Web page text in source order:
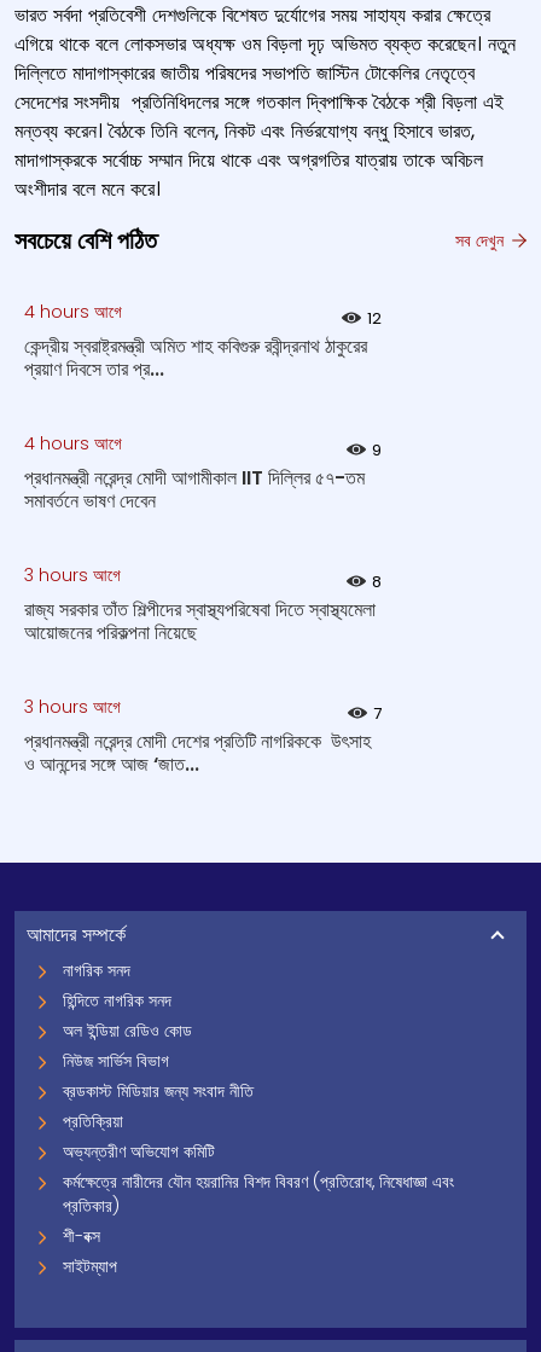
ভারত সর্বদা প্রতিবেশী দেশগুলিকে বিশেষত দুর্যোগের সময় সাহায্য করার ক্ষেত্রে
এগিয়ে থাকে বলে লোকসভার অধ্যক্ষ ওম বিড়লা দৃঢ় অভিমত ব্যক্ত করেছেন। নতুন
দিল্লিতে মাদাগাস্কারের জাতীয় পরিষদের সভাপতি জাস্টিন টোকেলির নেতৃত্বে
সেদেশের সংসদীয় প্রতিনিধিদলের সঙ্গে গতকাল দ্বিপাক্ষিক বৈঠকে শ্রী বিড়লা এই
মন্তব্য করেন। বৈঠকে তিনি বলেন, নিকট এবং নির্ভরযোগ্য বন্ধু হিসাবে ভারত,
মাদাগাস্করকে সর্বোচ্চ সম্মান দিয়ে থাকে এবং অগ্রগতির যাত্রায় তাকে অবিচল
অংশীদার বলে মনে করে।
সবচেয়ে বেশি পঠিত সব দেখুন
4 hours আগে 12
কেন্দ্রীয় স্বরাষ্ট্রমন্ত্রী অমিত শাহ কবিগুরু রবীন্দ্রনাথ ঠাকুরের
প্রয়াণ দিবসে তার প্র...
4 hours আগে 9
প্রধানমন্ত্রী নরেন্দ্র মোদী আগামীকাল IIT দিল্লির ৫৭-তম
সমাবর্তনে ভাষণ দেবেন
3 hours আগে 8
রাজ্য সরকার তাঁত শিল্পীদের স্বাস্থ্যপরিষেবা দিতে স্বাস্থ্যমেলা
আয়োজনের পরিকল্পনা নিয়েছে
3 hours আগে 7
প্রধানমন্ত্রী নরেন্দ্র মোদী দেশের প্রতিটি নাগরিককে উৎসাহ
ও আনন্দের সঙ্গে আজ ‘জাত...
আমাদের সম্পর্কে
নাগরিক সনদ
হিন্দিতে নাগরিক সনদ
অল ইন্ডিয়া রেডিও কোড
নিউজ সার্ভিস বিভাগ
ব্রডকাস্ট মিডিয়ার জন্য সংবাদ নীতি
প্রতিক্রিয়া
অভ্যন্তরীণ অভিযোগ কমিটি
কর্মক্ষেত্রে নারীদের যৌন হয়রানির বিশদ বিবরণ (প্রতিরোধ, নিষেধাজ্ঞা এবং
প্রতিকার)
শী-বক্স
সাইটম্যাপ